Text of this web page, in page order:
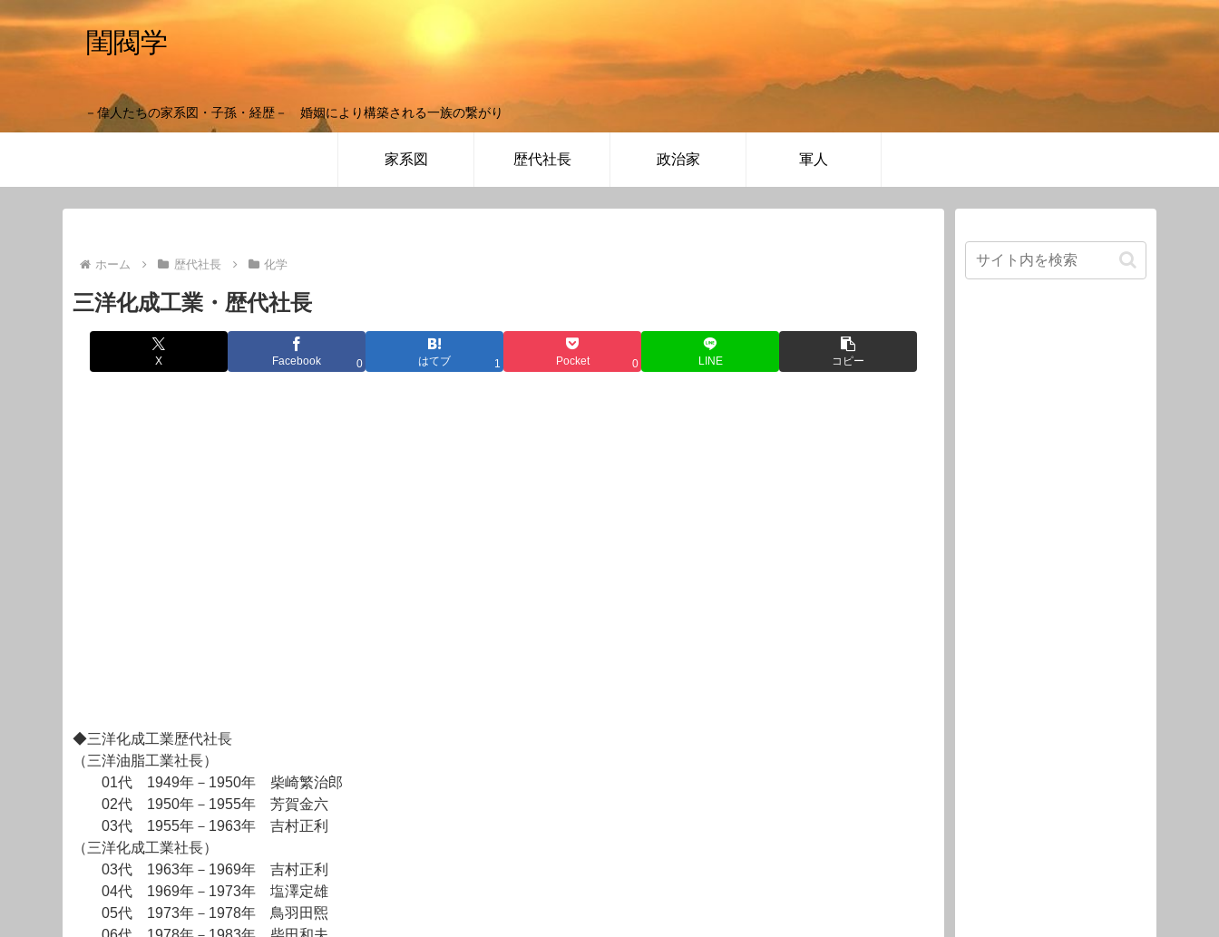
閨閥学
－偉人たちの家系図・子孫・経歴－ 婚姻により構築される一族の繋がり
家系図 歴代社長 政治家 軍人
ホーム 歴代社長 化学
三洋化成工業・歴代社長
X Facebook 0 はてブ 1 Pocket 0 LINE コピー
◆三洋化成工業歴代社長
（三洋油脂工業社長）
01代 1949年－1950年 柴崎繁治郎
02代 1950年－1955年 芳賀金六
03代 1955年－1963年 吉村正利
（三洋化成工業社長）
03代 1963年－1969年 吉村正利
04代 1969年－1973年 塩澤定雄
05代 1973年－1978年 鳥羽田煕